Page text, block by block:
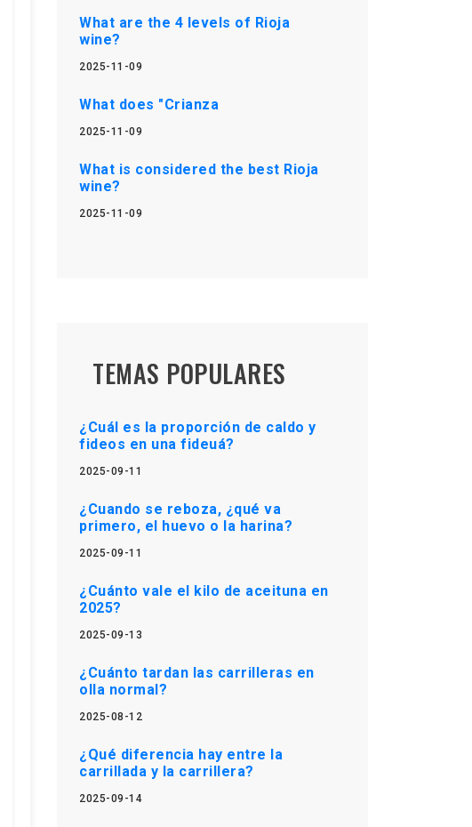
What are the 4 levels of Rioja
wine?
2025-11-09
What does "Crianza
2025-11-09
What is considered the best Rioja
wine?
2025-11-09
TEMAS POPULARES
¿Cuál es la proporción de caldo y
fideos en una fideuá?
2025-09-11
¿Cuando se reboza, ¿qué va
primero, el huevo o la harina?
2025-09-11
¿Cuánto vale el kilo de aceituna en
2025?
2025-09-13
¿Cuánto tardan las carrilleras en
olla normal?
2025-08-12
¿Qué diferencia hay entre la
carrillada y la carrillera?
2025-09-14